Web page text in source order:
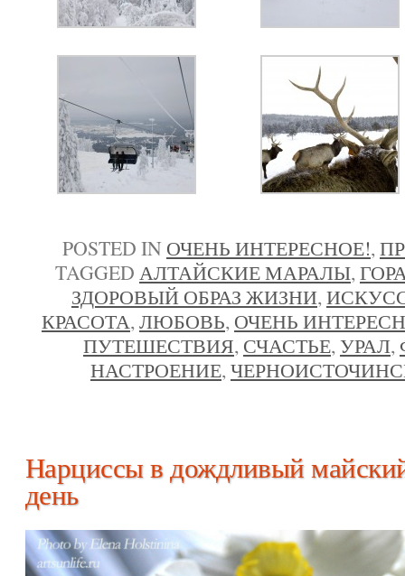
POSTED IN ОЧЕНЬ ИНТЕРЕСНОЕ!,
TAGGED АЛТАЙСКИЕ МАРАЛЫ,
ЗДОРОВЫЙ ОБРАЗ ЖИЗНИ,
КРАСОТА,ЛЮБОВЬ, ОЧЕНЬ
ПУТЕШЕСТВИЯ, СЧАСТЬЕ,УРАЛ,
НАСТРОЕНИЕ,
Нарциссы в дождливый
день